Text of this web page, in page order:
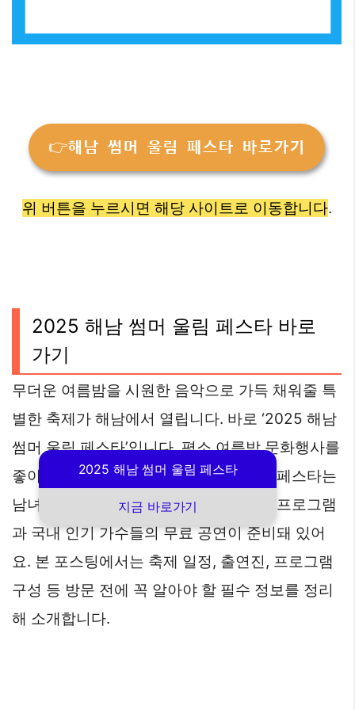
2025 해남 썸머 울림 페스타
지금 바로가기
👉해남 썸머 울림 페스타 바로가기
위 버튼을 누르시면 해당 사이트로 이동합니다.
2025 해남 썸머 울림 페스타 바로
가기
무더운 여름밤을 시원한 음악으로 가득 채워줄 특
별한 축제가 해남에서 열립니다. 바로 ‘2025 해남
썸머 울림 페스타’입니다. 평소 여름밤 문화행사를
좋아하는 사람이라면 놓쳐선 안 될 이번 페스타는
남녀노소 누구나 즐길 수 있는 다채로운 프로그램
과 국내 인기 가수들의 무료 공연이 준비돼 있어
요. 본 포스팅에서는 축제 일정, 출연진, 프로그램
구성 등 방문 전에 꼭 알아야 할 필수 정보를 정리
해 소개합니다.